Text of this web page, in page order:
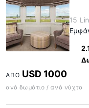
15
ΑΠΌ USD 1000
ανά δωμάτιο / ανά νύχτα